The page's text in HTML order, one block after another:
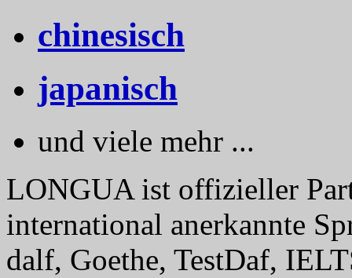
chinesisch
japanisch
und viele mehr ...
LONGUA ist offizieller
international anerkannte
dalf, Goethe, TestDaf,